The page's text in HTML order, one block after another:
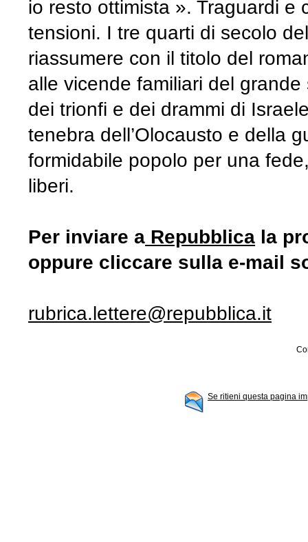
Per inviare a Repubblica la
oppure cliccare sulla e-mail
rubrica.lettere@repubblica.it
Se ritieni questa pagina